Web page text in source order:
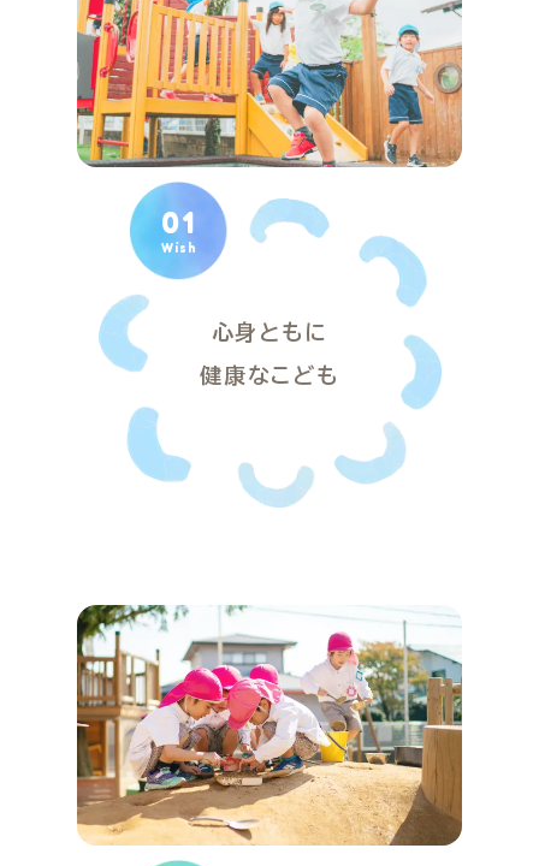
01
Wish
心身ともに
健康なこども